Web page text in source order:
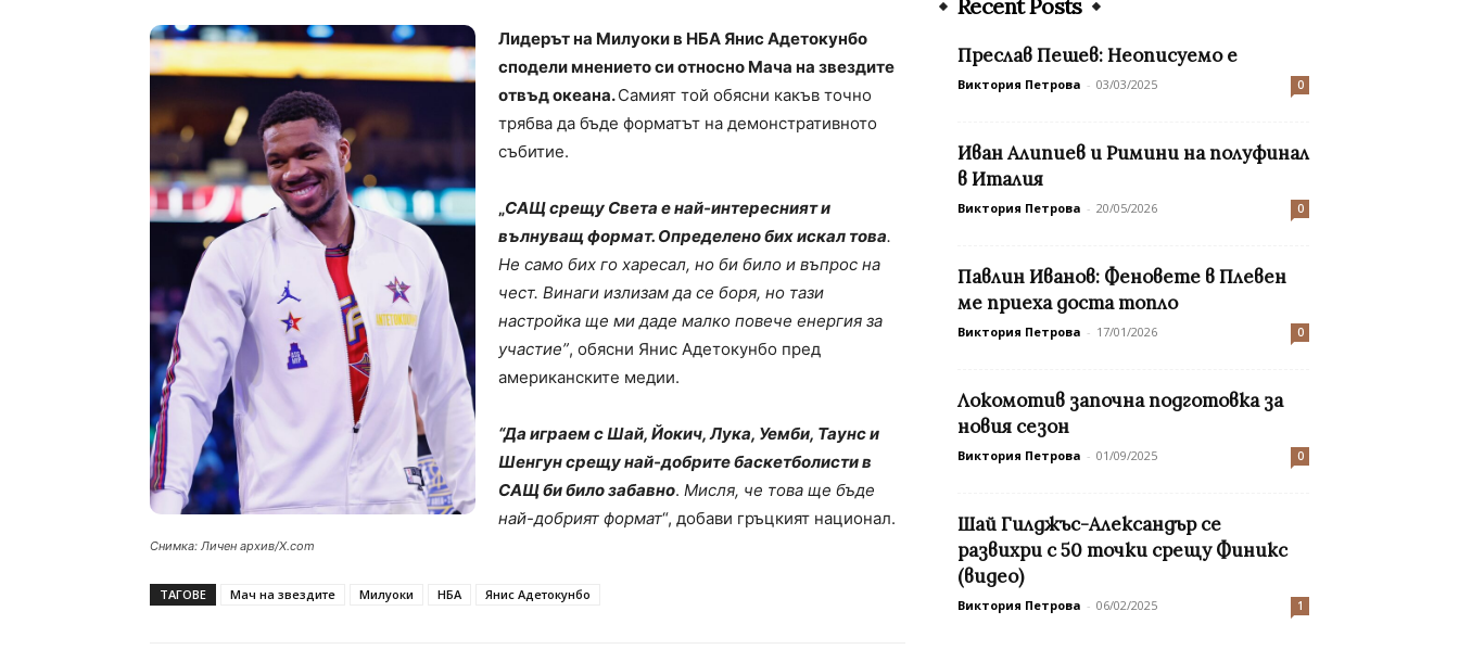
Снимка: Личен архив/X.com
Лидерът на Милуоки в НБА Янис Адетокунбо
сподели мнението си относно Мача на звездите
отвъд океана.Самият той обясни какъв точно
трябва да бъде форматът на демонстративното
събитие.
„САЩ срещу Света е най-интересният и
вълнуващ формат. Определено бих искал това.
Не само бих го харесал, но би било и въпрос на
чест. Винаги излизам да се боря, но тази
настройка ще ми даде малко повече енергия за
участие”, обясни Янис Адетокунбо пред
американските медии.
“Да играем с Шай, Йокич, Лука, Уемби, Таунс и
Шенгун срещу най-добрите баскетболисти в
САЩ би било забавно. Мисля, че това ще бъде
най-добрият формат“, добави гръцкият национал.
ТАГОВЕ Мач на звездите Милуоки НБА Янис Адетокунбо
Recent Posts
Преслав Пешев: Неописуемо е
Виктория Петрова - 03/03/2025 0
Иван Алипиев и Римини на полуфинал
в Италия
Виктория Петрова - 20/05/2026 0
Павлин Иванов: Феновете в Плевен
ме приеха доста топло
Виктория Петрова - 17/01/2026 0
Локомотив започна подготовка за
новия сезон
Виктория Петрова - 01/09/2025 0
Шай Гилджъс-Александър се
развихри с 50 точки срещу Финикс
(видео)
Виктория Петрова - 06/02/2025 1